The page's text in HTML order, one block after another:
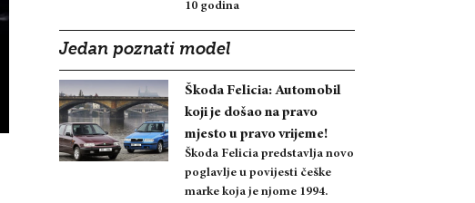
10 godina
Jedan poznati model
Škoda Felicia: Automobil
koji je došao na pravo
mjesto u pravo vrijeme!
Škoda Felicia predstavlja novo
poglavlje u povijesti češke
marke koja je njome 1994.